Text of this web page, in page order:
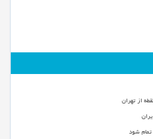
از تهران
شود